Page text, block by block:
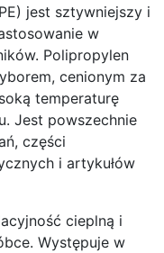
jest sztywniejszy i
w
Polipropylen
cenionym za
temperaturę
Jest powszechnie
części
i artykułów
cieplną i
Występuje w